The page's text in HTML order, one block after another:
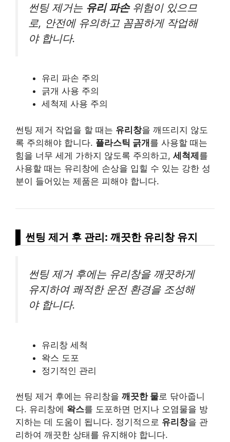
썬팅 제거는 유리 파손위험이 있으므
로, 안전에 유의하고 꼼꼼하게 작업해
야 합니다.
유리 파손 주의
긁개 사용 주의
세척제 사용 주의
썬팅 제거 작업을 할 때는 유리창을 깨뜨리지 않도
록 주의해야 합니다. 플라스틱 긁개를 사용할 때는
힘을 너무 세게 가하지 않도록 주의하고, 세척제를
사용할 때는 유리창에 손상을 입힐 수 있는 강한 성
분이 들어있는 제품은 피해야 합니다.
썬팅 제거 후 관리: 깨끗한 유리창 유지
썬팅 제거 후에는 유리창을 깨끗하게
유지하여 쾌적한 운전 환경을 조성해
야 합니다.
유리창 세척
왁스 도포
정기적인 관리
썬팅 제거 후에는 유리창을 깨끗한 물로 닦아줍니
다. 유리창에 왁스를 도포하면 먼지나 오염물을 방
지하는 데 도움이 됩니다. 정기적으로 유리창을 관
리하여 깨끗한 상태를 유지해야 합니다.